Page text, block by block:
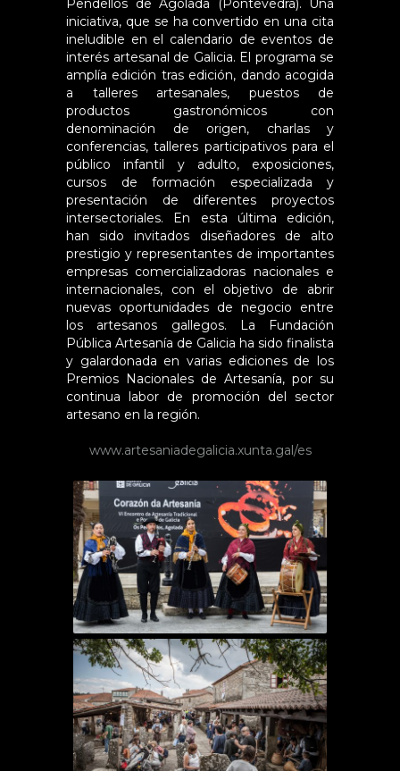
Pendellos de Agolada (Pontevedra). Una
iniciativa, que se ha convertido en una cita
ineludible en el calendario de eventos de
interés artesanal de Galicia. El programa se
amplía edición tras edición, dando acogida
a talleres artesanales, puestos de
productos gastronómicos con
denominación de origen, charlas y
conferencias, talleres participativos para el
público infantil y adulto, exposiciones,
cursos de formación especializada y
presentación de diferentes proyectos
intersectoriales. En esta última edición,
han sido invitados diseñadores de alto
prestigio y representantes de importantes
empresas comercializadoras nacionales e
internacionales, con el objetivo de abrir
nuevas oportunidades de negocio entre
los artesanos gallegos. La Fundación
Pública Artesanía de Galicia ha sido finalista
y galardonada en varias ediciones de los
Premios Nacionales de Artesanía, por su
continua labor de promoción del sector
artesano en la región.
www.artesaniadegalicia.xunta.gal/es